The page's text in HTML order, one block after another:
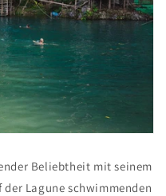
Beliebtheit mit seinem
Lagune schwimmenden